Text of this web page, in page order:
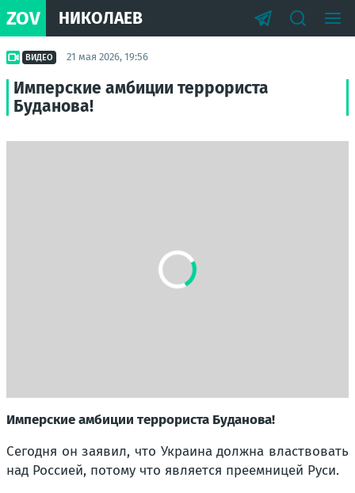
ZOV НИКОЛАЕВ
ВИДЕО 21 мая 2026, 19:56
Имперские амбиции террориста
Буданова!
Имперские амбиции террориста Буданова!
Сегодня он заявил, что Украина должна властвовать
над Россией, потому что является преемницей Руси.